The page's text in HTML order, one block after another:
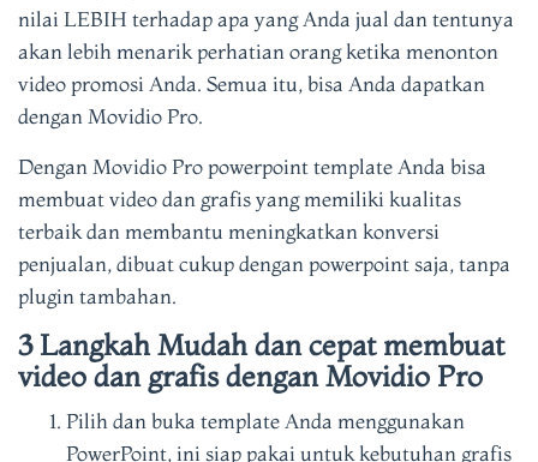
nilai LEBIH terhadap apa yang Anda jual dan tentunya
akan lebih menarik perhatian orang ketika menonton
video promosi Anda. Semua itu, bisa Anda dapatkan
dengan Movidio Pro.
Dengan Movidio Pro powerpoint template Anda bisa
membuat video dan grafis yang memiliki kualitas
terbaik dan membantu meningkatkan konversi
penjualan, dibuat cukup dengan powerpoint saja, tanpa
plugin tambahan.
3 Langkah Mudah dan cepat membuat
video dan grafis dengan Movidio Pro
Pilih dan buka template Anda menggunakan
PowerPoint, ini siap pakai untuk kebutuhan grafis